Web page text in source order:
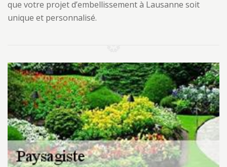
que votre projet d’embellissement à Lausanne soit
unique et personnalisé.